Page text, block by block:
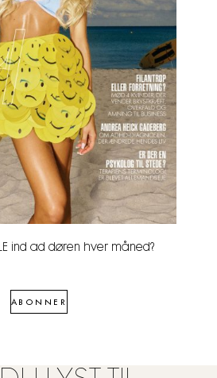
ind ad døren hver måned?
ABONNER